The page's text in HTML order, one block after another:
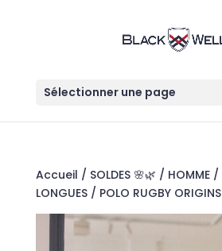
Sélectionner une page
Accueil / SOLDES 🌸🌿 / HOMME/
LONGUES/ POLO RUGBY ORIGINS